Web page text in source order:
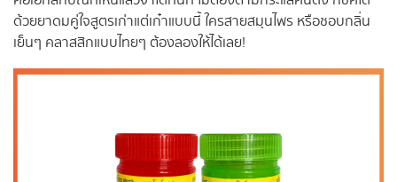
ด้วยยาดมคู่ใจสูตรเก่าแต่เก๋าแบบนี้ ใครสายสมุนไพร หรือชอบกลิ่น
เย็นๆ คลาสสิกแบบไทยๆ ต้องลองให้ได้เลย!